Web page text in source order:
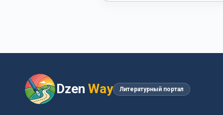
Dzen Way Литературный портал